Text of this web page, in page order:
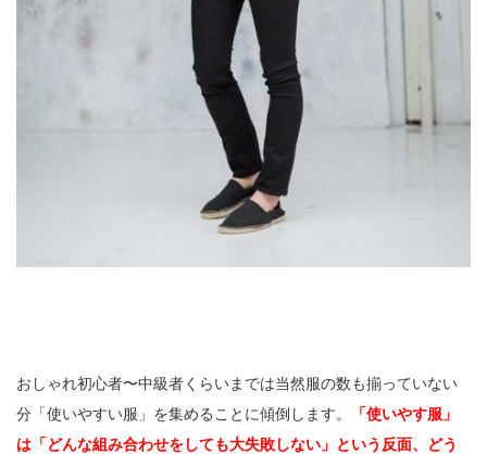
おしゃれ初心者〜中級者くらいまでは当然服の数も揃っていない
分「使いやすい服」を集めることに傾倒します。
「使いやす服」
は「どんな組み合わせをしても大失敗しない」という反面、どう